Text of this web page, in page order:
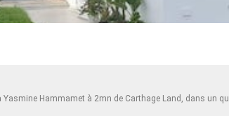
Yasmine Hammamet à 2mn de Carthage Land, dans un